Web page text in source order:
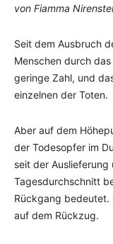
von Fiamma
Seit dem Ausbruch
Menschen durch
geringe Zahl, und
einzelnen der Toten.
Aber auf dem
der Todesopfer im
seit der
Tagesdurchschnitt
Rückgang bedeutet.
auf dem Rückzug.